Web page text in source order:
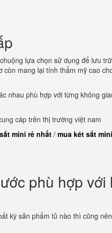
lựa chọn sử dụng để lưu
mang lại tính thẩm mỹ cao
nhau phù hợp với từng không
cáp trên thị trường việt nam
mini rẻ nhất/ mua két sắt
phù hợp với
kỳ sản phẩm tủ nào thì cũng